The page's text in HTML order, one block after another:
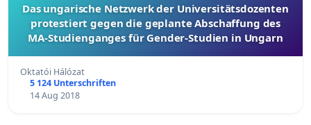
Das ungarische Netzwerk der Universitätsdozenten
protestiert gegen die geplante Abschaffung des
MA-Studienganges für Gender-Studien in Ungarn
Oktatói Hálózat
5 124 Unterschriften
14 Aug 2018